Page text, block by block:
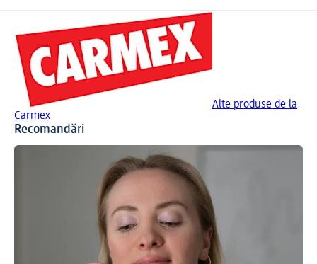
Alte produse de la
Carmex
Recomandări